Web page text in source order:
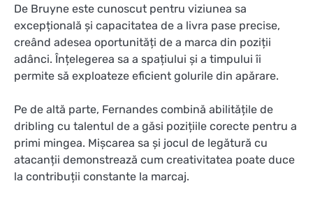
De Bruyne este cunoscut pentru viziunea sa
excepțională și capacitatea de a livra pase precise,
creând adesea oportunități de a marca din poziții
adânci. Înțelegerea sa a spațiului și a timpului îi
permite să exploateze eficient golurile din apărare.
Pe de altă parte, Fernandes combină abilitățile de
dribling cu talentul de a găsi pozițiile corecte pentru a
primi mingea. Mișcarea sa și jocul de legătură cu
atacanții demonstrează cum creativitatea poate duce
la contribuții constante la marcaj.